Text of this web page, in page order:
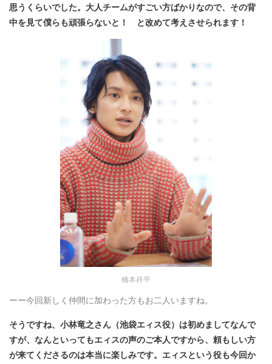
思うくらいでした。大人チームがすごい方ばかりなので、その背
中を見て僕らも頑張らないと！ と改めて考えさせられます！
橋本祥平
ーー今回新しく仲間に加わった方もお二人いますね。
そうですね、小林竜之さん（池袋エィス役）は初めましてなんで
すが、なんといってもエィスの声のご本人ですから、頼もしい方
が来てくださるのは本当に楽しみです。エィスという役も今回か